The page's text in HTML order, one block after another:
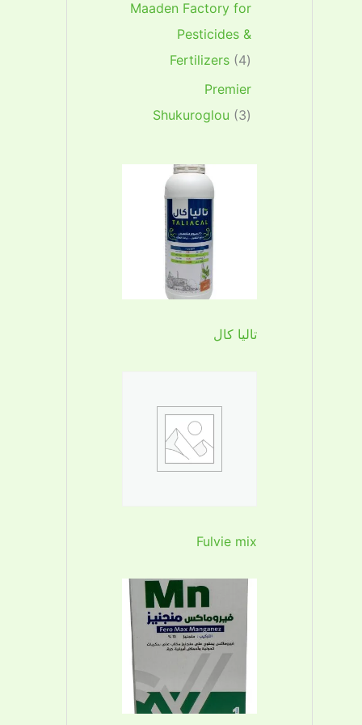
Maaden Factory for
Pesticides &
Fertilizers 4
Premier
Shukuroglou
3
تاليا كال
Fulvie mix